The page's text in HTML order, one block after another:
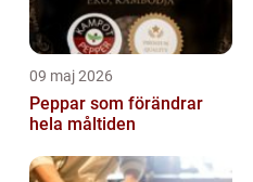
09 maj 2026
Peppar som förändrar
hela måltiden